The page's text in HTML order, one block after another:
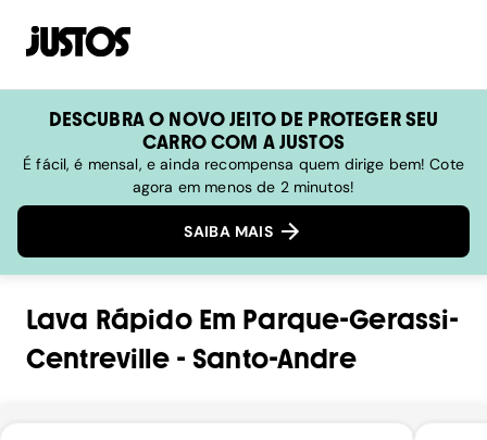
DESCUBRA O NOVO JEITO DE PROTEGER SEU
CARRO COM A JUSTOS
É fácil, é mensal, e ainda recompensa quem dirige bem! Cote
agora em menos de 2 minutos!
SAIBA MAIS
Lava RápidoEm Parque-Gerassi-
Centreville- Santo-Andre